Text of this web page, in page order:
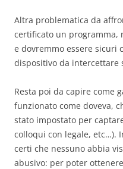
Altra problematica da
certificato un programma,
e dovremmo essere sicuri
dispositivo da intercettare
Resta poi da capire come
funzionato come doveva,
stato impostato per
colloqui con legale, etc…).
certi che nessuno abbia
abusivo: per poter